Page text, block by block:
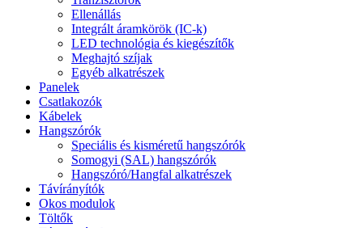
Ellenállás
Integrált áramkörök (IC-k)
LED technológia és kiegészítők
Meghajtó szíjak
Egyéb alkatrészek
Panelek
Csatlakozók
Kábelek
Hangszórók
Speciális és kisméretű hangszórók
Somogyi (SAL) hangszórók
Hangszóró/Hangfal alkatrészek
Távírányítók
Okos modulok
Töltők